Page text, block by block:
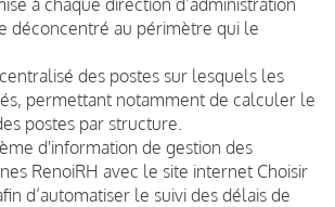
déconcentré au périmètre qui le
des postes sur lesquels les
permettant notamment de calculer le
postes par structure.
d'information de gestion des
RenoiRH avec le site internet Choisir
d’automatiser le suivi des délais de